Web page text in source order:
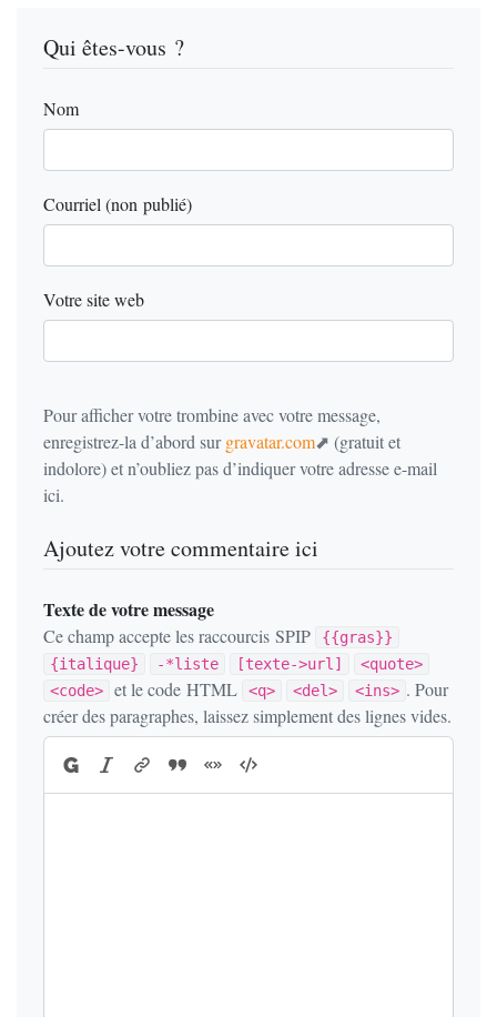
Qui êtes-vous ?
Nom
Courriel (non publié)
Votre site web
Pour afficher votre trombine avec votre message,
enregistrez-la d’abord surgravatar.com
(gratuit et
indolore) et n’oubliez pas d’indiquer votre adresse e-mail
ici.
Ajoutez votre commentaire ici
Texte de votre message
Ce champ accepte les raccourcis SPIP
{{gras}}
{italique}
-*liste [texte->url]
<quote>
<code>
et le code HTML <q> <del> <ins> . Pour
créer des paragraphes, laissez simplement des lignes vides.